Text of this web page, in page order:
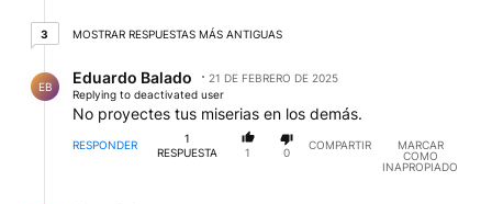
33 respuestas más antiguas
MOSTRAR RESPUESTAS MÁS ANTIGUAS
EB
Eduardo Balado
21 DE FEBRERO DE 2025
Replying to deactivated user
No proyectes tus miserias en los demás.
RESPONDER
1
RESPUESTA
1 0
COMPARTIR
MARCAR
COMO
INAPROPIADO